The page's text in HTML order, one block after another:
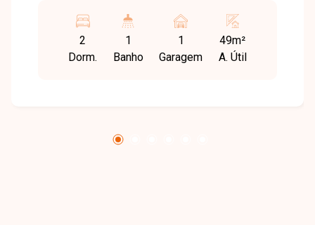
apartamento com aproximadamente 49 m² de
área privativa, composto por sala, dois quartos,
banheiro social e cozinha, com ambientes bem
informações e agende sua visita.
2
Dorm.
1
Banho
1
Garagem
49m²
A. Útil